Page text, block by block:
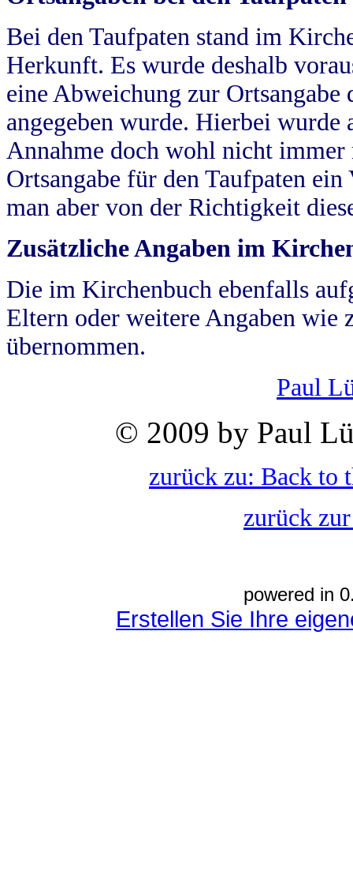
Bei den Taufpaten stand im
Herkunft. Es wurde deshalb
eine Abweichung zur
angegeben wurde. Hierbei wurde
Annahme doch wohl nicht
Ortsangabe für den Taufpaten
man aber von der Richtigkeit
Zusätzliche Angaben im
Die im Kirchenbuch ebenfalls
Eltern oder weitere Angaben wie
übernommen.
Paul
© 2009 by Paul
zurück zu: Back to
zurück
powered in
Erstellen Sie Ihre